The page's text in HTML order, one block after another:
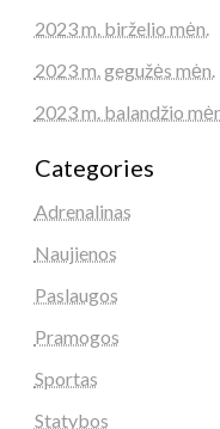
2023 m. birželio mėn.
2023 m. gegužės mėn.
2023 m. balandžio
Categories
Adrenalinas
Naujienos
Paslaugos
Pramogos
Sportas
Statybos